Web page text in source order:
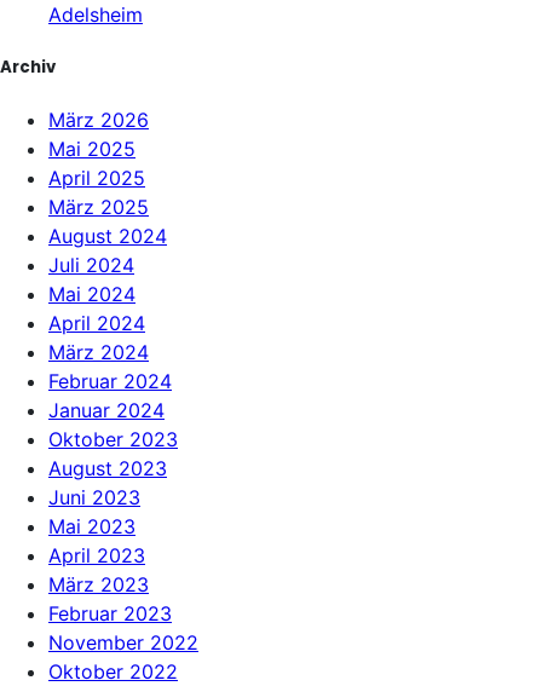
Adelsheim
Archiv
März 2026
Mai 2025
April 2025
März 2025
August 2024
Juli 2024
Mai 2024
April 2024
März 2024
Februar 2024
Januar 2024
Oktober 2023
August 2023
Juni 2023
Mai 2023
April 2023
März 2023
Februar 2023
November 2022
Oktober 2022